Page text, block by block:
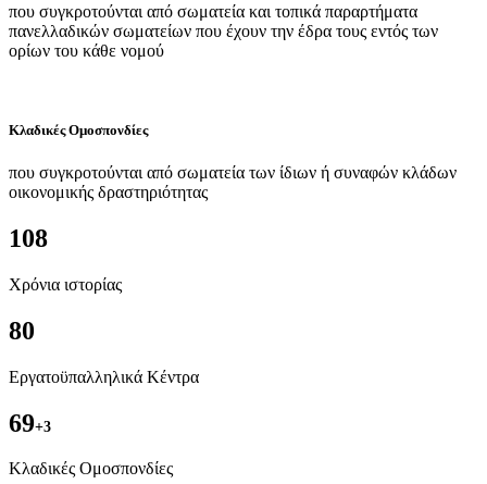
που συγκροτούνται από σωματεία και τοπικά παραρτήματα
πανελλαδικών σωματείων που έχουν την έδρα τους εντός των
ορίων του κάθε νομού
Κλαδικές Ομοσπονδίες
που συγκροτούνται από σωματεία των ίδιων ή συναφών κλάδων
οικονομικής δραστηριότητας
108
Χρόνια ιστορίας
80
Εργατοϋπαλληλικά Κέντρα
69+3
Kλαδικές Ομοσπονδίες